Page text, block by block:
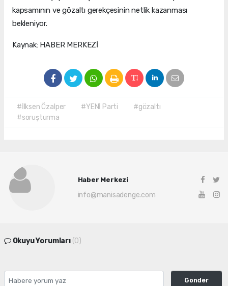
kapsamının ve gözaltı gerekçesinin netlik kazanması
bekleniyor.
Kaynak: HABER MERKEZİ
#İlksen Özalper #YENİ Parti
#gözaltı
#soruşturma
Haber Merkezi
info@manisadenge.com
Okuyu Yorumları (0)
Gonder